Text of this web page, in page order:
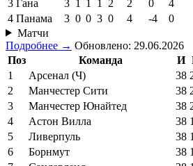
3 Гана 3 1 1 1 2 2 0
4
4 Панама 3 0 0 3 0 4 -4
0
Матчи
Подробнее → Обновлено: 29.06.2026
Поз
Команда И
1
Арсенал (Ч) 38
2
Манчестер Сити 38
3
Манчестер Юнайтед 38
4
Астон Вилла 38
5
Ливерпуль 38
6
Борнмут 38